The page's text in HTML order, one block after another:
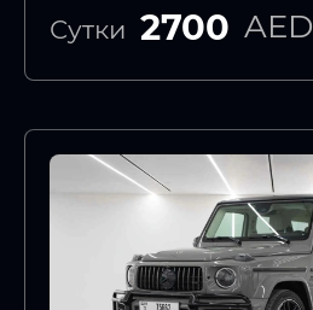
Сутки 2700 AED